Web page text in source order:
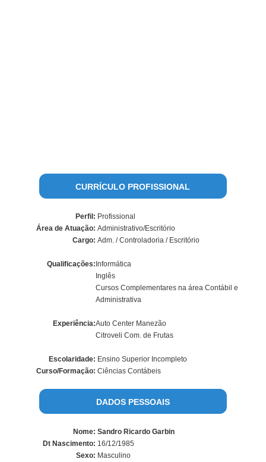
CURRÍCULO PROFISSIONAL
Perfil: Profissional
Área de Atuação: Administrativo/Escritório
Cargo: Adm. / Controladoria / Escritório
Qualificações: Informática
Inglês
Cursos Complementares na área Contábil e
Administrativa
Experiência:Auto Center Manezão
Citroveli Com. de Frutas
Escolaridade: Ensino Superior Incompleto
Curso/Formação: Ciências Contábeis
DADOS PESSOAIS
Nome: Sandro Ricardo Garbin
Dt Nascimento: 16/12/1985
Sexo: Masculino